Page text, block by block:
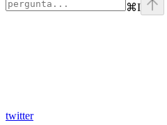
⌘I
twitter